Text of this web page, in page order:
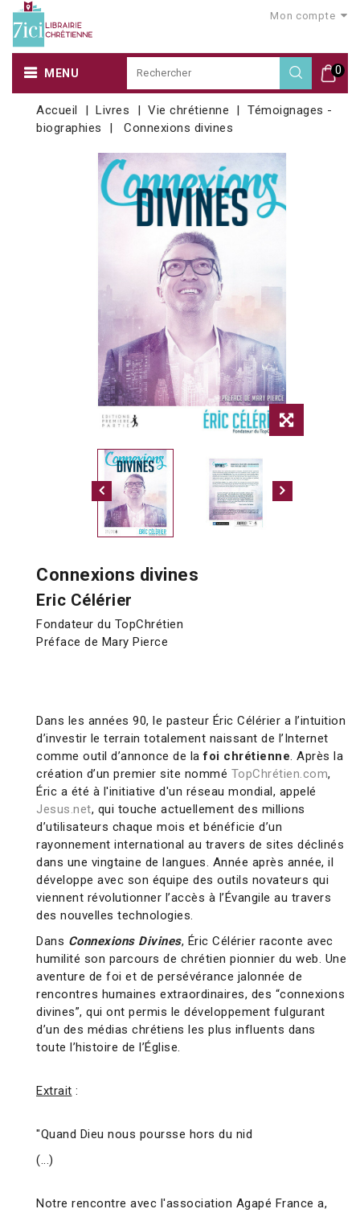
Mon compte
0
MENU
Accueil Livres Vie chrétienne
Témoignages -
biographies
Connexions divines
Connexions divines
Eric Célérier
Fondateur du TopChrétien
Préface de Mary Pierce
Dans les années 90, le pasteur Éric Célérier a l’intuition
d’investir le terrain totalement naissant de l’Internet
comme outil d’annonce de lafoi chrétienne. Après la
création d’un premier site nommé TopChrétien.com,
Éric a été à l'initiative d'un réseau mondial, appelé
Jesus.net, qui touche actuellement des millions
d’utilisateurs chaque mois et bénéficie d’un
rayonnement international au travers de sites déclinés
dans une vingtaine de langues. Année après année, il
développe avec son équipe des outils novateurs qui
viennent révolutionner l’accès à l’Évangile au travers
des nouvelles technologies.
Dans Connexions Divines, Éric Célérier raconte avec
humilité son parcours de chrétien pionnier du web. Une
aventure de foi et de persévérance jalonnée de
rencontres humaines extraordinaires, des “connexions
divines”, qui ont permis le développement fulgurant
d’un des médias chrétiens les plus influents dans
toute l’histoire de l’Église.
Extrait :
"Quand Dieu nous poursse hors du nid
(...)
Notre rencontre avec l'association Agapé France a,